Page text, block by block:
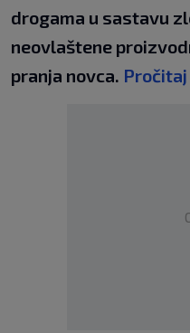
drogama u sastavu
neovlaštene
pranja novca.